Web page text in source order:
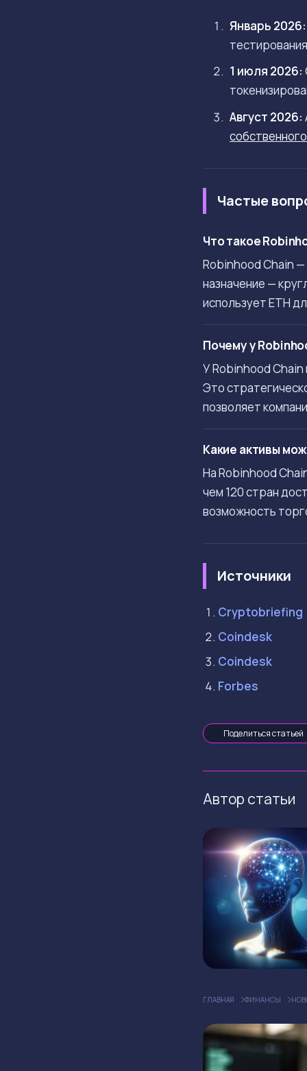
Январь 2026:
1 июля 2026:
Август 2026:
Частые
Что такое
Robinhood Chain
назначение —
использует ETH
Почему у
У Robinhood Chain
Это
позволяет
Какие активы
На Robinhood
чем 120 стран
возможность
Источники
Cryptobriefing
Coindesk
Coindesk
Forbes
Поделиться статьей
Автор статьи
ГЛАВНАЯ ФИНАНСЫ